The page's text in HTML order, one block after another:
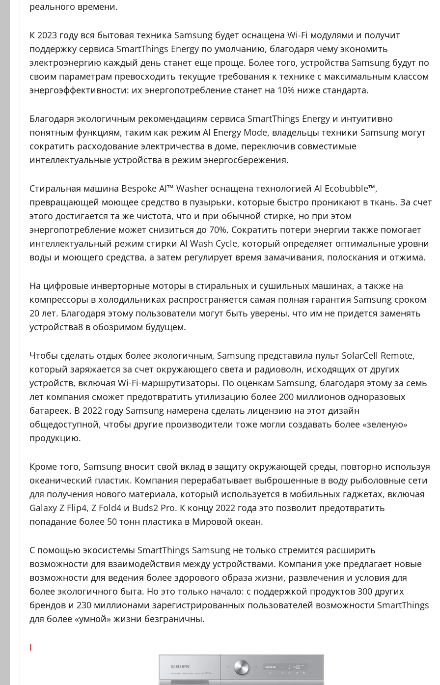
реального времени.
К 2023 году вся бытовая техника Samsung будет оснащена Wi-Fi модулями и получит
поддержку сервиса SmartThings Energy по умолчанию, благодаря чему экономить
электроэнергию каждый день станет еще проще. Более того, устройства Samsung будут по
своим параметрам превосходить текущие требования к технике с максимальным классом
энергоэффективности: их энергопотребление станет на 10% ниже стандарта.
Благодаря экологичным рекомендациям сервиса SmartThings Energy и интуитивно
понятным функциям, таким как режим AI Energy Mode, владельцы техники Samsung могут
сократить расходование электричества в доме, переключив совместимые
интеллектуальные устройства в режим энергосбережения.
Стиральная машина Bespoke AI™ Washer оснащена технологией AI Ecobubble™,
превращающей моющее средство в пузырьки, которые быстро проникают в ткань. За счет
этого достигается та же чистота, что и при обычной стирке, но при этом
энергопотребление может снизиться до 70%. Сократить потери энергии также помогает
интеллектуальный режим стирки AI Wash Cycle, который определяет оптимальные уровни
воды и моющего средства, а затем регулирует время замачивания, полоскания и отжима.
На цифровые инверторные моторы в стиральных и сушильных машинах, а также на
компрессоры в холодильниках распространяется самая полная гарантия Samsung сроком
20 лет. Благодаря этому пользователи могут быть уверены, что им не придется заменять
устройства8 в обозримом будущем.
Чтобы сделать отдых более экологичным, Samsung представила пульт SolarCell Remote,
который заряжается за счет окружающего света и радиоволн, исходящих от других
устройств, включая Wi-Fi-маршрутизаторы. По оценкам Samsung, благодаря этому за семь
лет компания сможет предотвратить утилизацию более 200 миллионов одноразовых
батареек. В 2022 году Samsung намерена сделать лицензию на этот дизайн
общедоступной, чтобы другие производители тоже могли создавать более «зеленую»
продукцию.
Кроме того, Samsung вносит свой вклад в защиту окружающей среды, повторно используя
океанический пластик. Компания перерабатывает выброшенные в воду рыболовные сети
для получения нового материала, который используется в мобильных гаджетах, включая
Galaxy Z Flip4, Z Fold4 и Buds2 Pro. К концу 2022 года это позволит предотвратить
попадание более 50 тонн пластика в Мировой океан.
С помощью экосистемы SmartThings Samsung не только стремится расширить
возможности для взаимодействия между устройствами. Компания уже предлагает новые
возможности для ведения более здорового образа жизни, развлечения и условия для
более экологичного быта. Но это только начало: с поддержкой продуктов 300 других
брендов и 230 миллионами зарегистрированных пользователей возможности SmartThings
для более «умной» жизни безграничны.
I